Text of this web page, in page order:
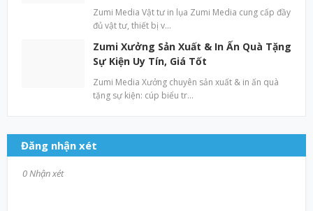
Zumi Media Vật tư in lụa Zumi Media cung cấp đầy
đủ vật tư, thiết bị v…
Zumi Xưởng Sản Xuất & In Ấn Quà Tặng
Sự Kiện Uy Tín, Giá Tốt
Zumi Media Xưởng chuyên sản xuất & in ấn quà
tặng sự kiện: cúp biểu tr…
Đăng nhận xét
0 Nhận xét